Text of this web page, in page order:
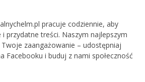
pracuje codziennie, aby
i przydatne treści. Naszym najlepszym
zaangażowanie – udostępniaj
Facebooku i buduj z nami społeczność